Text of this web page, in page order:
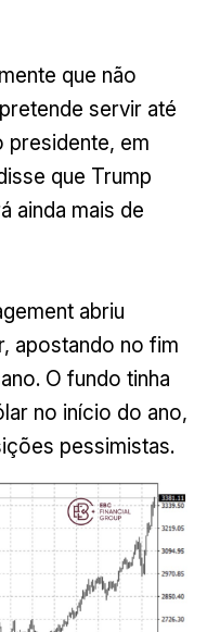
que não
servir até
presidente, em
que Trump
ainda mais de
abriu
apostando no fim
O fundo tinha
no início do ano,
pessimistas.